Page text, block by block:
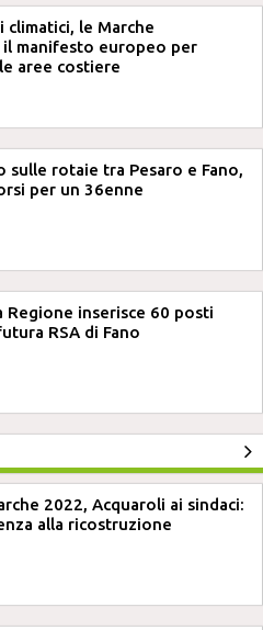
climatici, le Marche
manifesto europeo per
aree costiere
sulle rotaie tra Pesaro e Fano,
per un 36enne
Regione inserisce 60 posti
RSA di Fano
2022, Acquaroli ai sindaci:
alla ricostruzione